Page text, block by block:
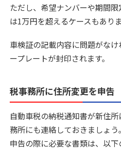
ただし、希望ナンバーや期間
は1万円を超えるケースもありま
車検証の記載内容に問題がな
ープレートが封印されます。
税事務所に住所変更を申告
自動車税の納税通知書が新住
務所にも連絡しておきましょう。
申告の際に必要な書類は、以下